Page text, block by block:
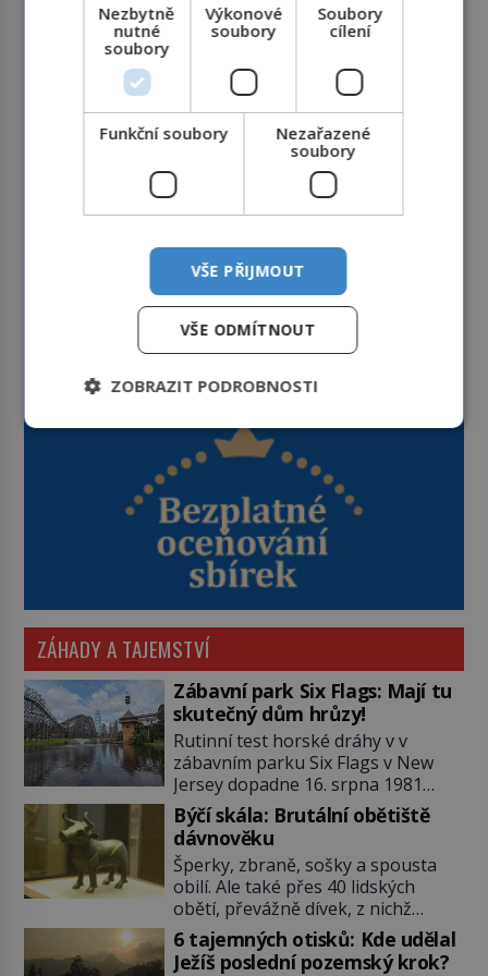
ZÁHADY A TAJEMSTVÍ
Zábavní park Six Flags: Mají tu
skutečný dům hrůzy!
Rutinní test horské dráhy v v
zábavním parku Six Flags v New
Jersey dopadne 16. srpna 1981
katastrofou. 20letý technik Scott
Tyler se zřítí na zem! Zranění jsou
neslučitelná se životem. „Nepoužil
bezpečnostní zábranu,“ osvětlí
smrtelnou nehodu tiskový mluvčí
parku a vyšetřovatelé mu dávají za
pravdu: „Atrakce je v pořádku.“ A
pak přijde srpen roku […]
Býčí skála: Brutální obětiště
dávnověku
Šperky, zbraně, sošky a spousta
obilí. Ale také přes 40 lidských
obětí, převážně dívek, z nichž
některým rozetnou hlavu a
useknou končetiny. To je slavný
6 tajemných otisků: Kde udělal
Ježíš poslední pozemský krok?
Nezbytně
nutné
soubory
Výkonové
soubory
Soubory
cílení
Funkční soubory
Nezařazené
soubory
VŠE PŘIJMOUT
VŠE ODMÍTNOUT
ZOBRAZIT PODROBNOSTI